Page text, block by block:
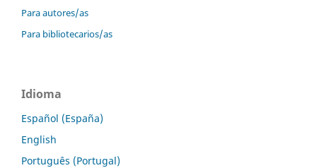
Para autores/as
Para bibliotecarios/as
Idioma
Español (España)
English
Português (Portugal)